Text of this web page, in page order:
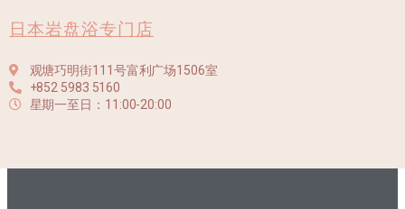
日本岩盘浴专门店
观塘巧明街111号富利广场1506室
+852 5983 5160
星期一至日：11:00-20:00